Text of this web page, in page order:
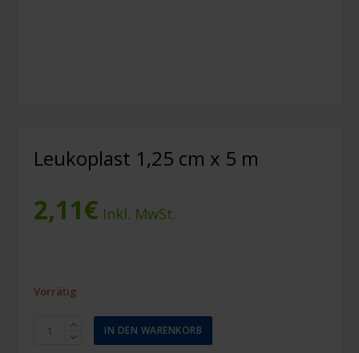
Leukoplast 1,25 cm x 5 m
2,11€ Inkl. MwSt.
Vorrätig
Leukoplast
IN DEN WARENKORB